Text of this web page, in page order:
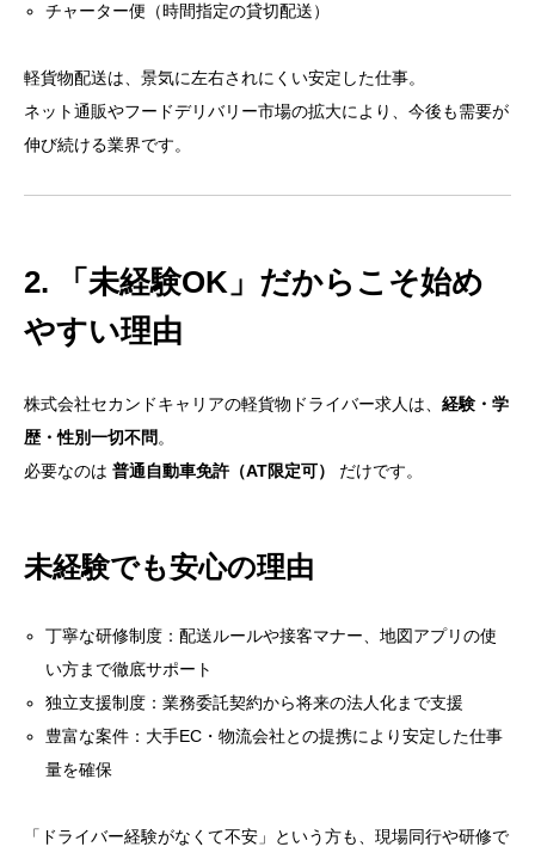
チャーター便（時間指定の貸切配送）
軽貨物配送は、景気に左右されにくい安定した仕事。
ネット通販やフードデリバリー市場の拡大により、今後も需要が
伸び続ける業界です。
2. 「未経験OK」だからこそ始め
やすい理由
株式会社セカンドキャリアの軽貨物ドライバー求人は、 経験・学
歴・性別一切不問。
必要なのは 普通自動車免許（AT限定可） だけです。
未経験でも安心の理由
丁寧な研修制度：配送ルールや接客マナー、地図アプリの使
い方まで徹底サポート
独立支援制度：業務委託契約から将来の法人化まで支援
豊富な案件：大手EC・物流会社との提携により安定した仕事
量を確保
「ドライバー経験がなくて不安」という方も、現場同行や研修で